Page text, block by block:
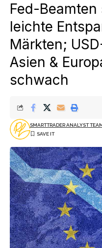
Fed-
leichte
Märkten;
Asien &
schwach
SMARTTRADER ANALYST